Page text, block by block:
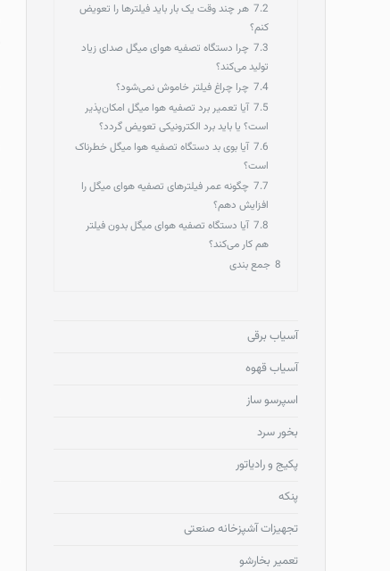
7.2 هر چند وقت یک‌ بار باید فیلترها را تعویض
کنم؟
7.3 چرا دستگاه تصفیه هوای میگل صدای زیاد
تولید می‌کند؟
7.4 چرا چراغ فیلتر خاموش نمی‌شود؟
7.5 آیا تعمیر برد تصفیه هوا میگل امکان‌پذیر
است؟ یا باید برد الکترونیکی تعویض گردد؟
7.6 آیا بوی بد دستگاه تصفیه هوا میگل خطرناک
است؟
7.7 چگونه عمر فیلترهای تصفیه هوای میگل را
افزایش دهم؟
7.8 آیا دستگاه تصفیه هوای میگل بدون فیلتر
هم کار می‌کند؟
8 جمع‌ بندی
آسیاب برقی
آسیاب قهوه
اسپرسو ساز
بخور سرد
پکیج و رادیاتور
پنکه
تجهیزات آشپزخانه صنعتی
تعمیر بخارشو